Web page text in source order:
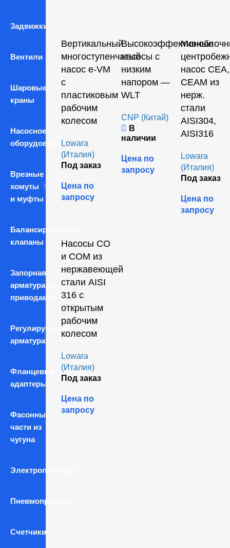
Задвижки
Вентили
Шаровые
краны
Насосное
оборудование
Врезные
хомуты
и муфты
Балансировочные
клапаны
Запорная
арматура с
приводами
Регулирующая
арматура
Фланцевые
адаптеры
Фасонные
части из
чугуна
Электропривода
Пневмопривода
Счетчики
Вертикальный
многоступенчатый
насос e-VM
с
пластиковым
рабочим
колесом
Lowara
(Италия)
Под заказ
Цена по
запросу
Высокоэффективные
насосы с
низким
напором —
WLT
CNP (Китай)
В
наличии
Цена по
запросу
насос CEA,
CEAM из
нерж.
стали
AISI304,
AISI316
Lowara
(Италия)
Под заказ
Цена по
запросу
Насосы CO
и COM из
нержавеющей
стали AISI
316 с
открытым
рабочим
колесом
Lowara
(Италия)
Под заказ
Цена по
запросу